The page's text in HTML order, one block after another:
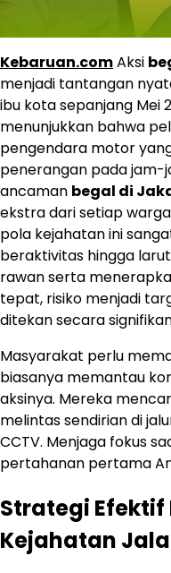
Kebaruan.comAksi
menjadi tantangan
ibu kota sepanjang Mei
menunjukkan bahwa
pengendara motor
penerangan pada jam-
ancaman begal di
ekstra dari setiap
pola kejahatan ini
beraktivitas hingga
rawan serta
tepat, risiko menjadi
ditekan secara
Masyarakat perlu
biasanya memantau
aksinya. Mereka
melintas sendirian di
CCTV. Menjaga fokus
pertahanan pertama
Strategi
Kejahatan